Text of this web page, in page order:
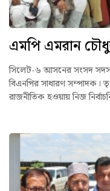
এমপি এমরান
সিলেট-৬ আসনের সংসদ
বিএনপির সাধারণ
রাজনীতিক হওয়ায় নিজ